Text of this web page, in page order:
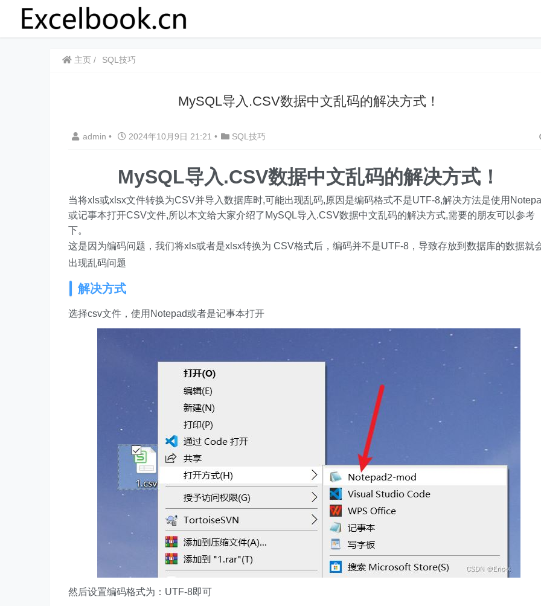
主页 SQL技巧
MySQL导入.CSV数据中文乱码的解决方式！
admin • 2024年10月9日 21:21 • SQL技巧
MySQL导入.CSV数据中文乱码的解决方式！
当将xls或xlsx文件转换为CSV并导入数据库时,可能出现乱码,原因是编码格式不是UTF-8,解决方法是使用
或记事本打开CSV文件,所以本文给大家介绍了MySQL导入.CSV数据中文乱码的解决方式,需要的朋友可以参考
下。
这是因为编码问题，我们将xls或者是xlsx转换为 CSV格式后，编码并不是UTF-8，导致存放到数据库的数据就
出现乱码问题
解决方式
选择csv文件，使用Notepad或者是记事本打开
然后设置编码格式为：UTF-8即可